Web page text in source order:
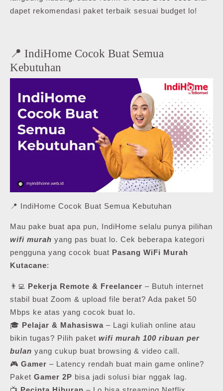
dapet rekomendasi paket terbaik sesuai budget lo!
📍 IndiHome Cocok Buat Semua
Kebutuhan
📍 IndiHome Cocok Buat Semua Kebutuhan
Mau pake buat apa pun, IndiHome selalu punya pilihan
wifi murah yang pas buat lo. Cek beberapa kategori
pengguna yang cocok buat Pasang WiFi Murah
Kutacane:
👨‍💻 Pekerja Remote & Freelancer – Butuh internet
stabil buat Zoom & upload file berat? Ada paket 50
Mbps ke atas yang cocok buat lo.
🎓 Pelajar & Mahasiswa – Lagi kuliah online atau
bikin tugas? Pilih paket wifi murah 100 ribuan per
bulan yang cukup buat browsing & video call.
🎮 Gamer – Latency rendah buat main game online?
Paket Gamer 2P bisa jadi solusi biar nggak lag.